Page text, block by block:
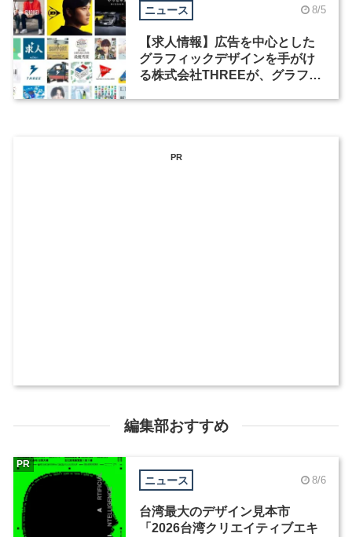
ニュース 8/5
【求人情報】広告を中心とした
グラフィックデザインを手がけ
る株式会社THREEが、グラフィ
PR
編集部おすすめ
ニュース 8/6
台湾最大のデザイン見本市
「2026台湾クリエイティブエキ
PR